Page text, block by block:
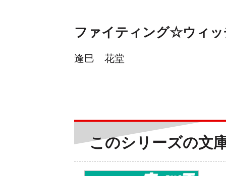
ファイティング☆ウィッ
逢巳 花堂
このシリーズの文